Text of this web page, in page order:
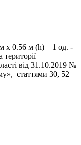
х 0.56 м (h) – 1 од. -
від 31.10.2019 №
статтями 30, 52